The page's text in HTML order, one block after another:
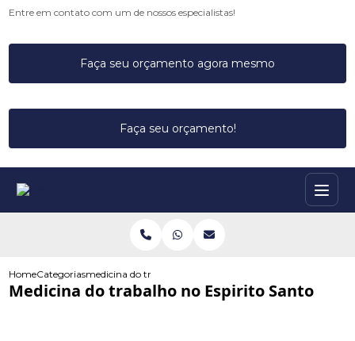
Entre em contato com um de nossos especialistas!
Faça seu orçamento agora mesmo
Faça seu orçamento!
HomeCategoriasmedicina do trabalho no espirito santo
Medicina do trabalho no Espirito Santo